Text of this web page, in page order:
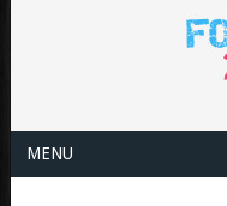
MENU